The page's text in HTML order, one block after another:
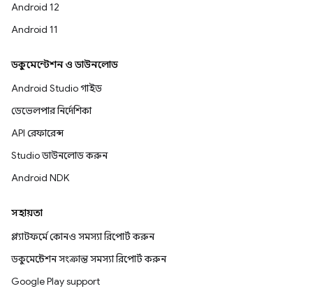
Android 12
Android 11
ডকুমেন্টেশন ও ডাউনলোড
Android Studio গাইড
ডেভেলপার নির্দেশিকা
API রেফারেন্স
Studio ডাউনলোড করুন
Android NDK
সহায়তা
প্ল্যাটফর্মে কোনও সমস্যা রিপোর্ট করুন
ডকুমেন্টেশন সংক্রান্ত সমস্যা রিপোর্ট করুন
Google Play support